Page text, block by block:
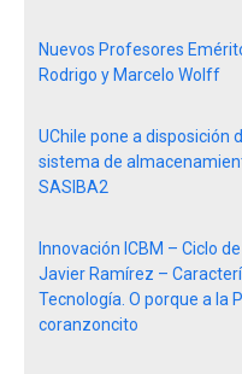
Nuevos Profesores
Rodrigo y Marcelo Wolff
UChile pone a disposición
sistema de
SASIBA2
Innovación ICBM – Ciclo
Javier Ramírez –
Tecnología. O porque a la
coranzoncito